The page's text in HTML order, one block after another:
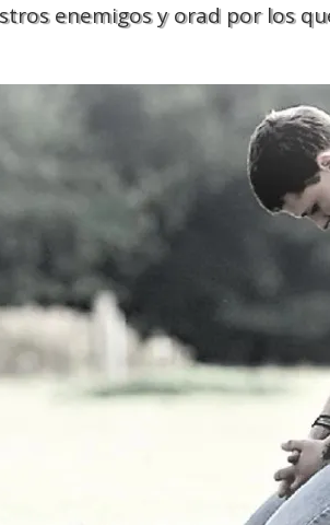
enemigos y orad por los